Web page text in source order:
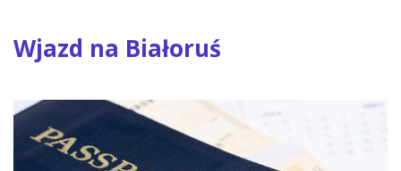
Wjazd na Białoruś